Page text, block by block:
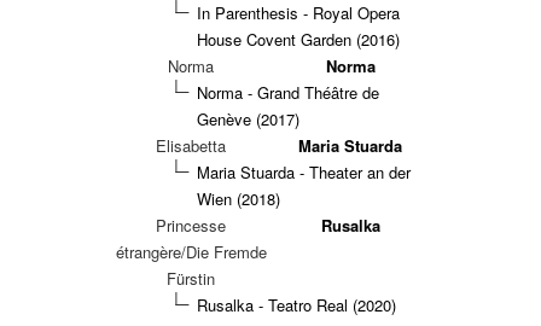
In Parenthesis - Royal Opera
House Covent Garden (2016)
Norma
Norma
Norma - Grand Théâtre de
Genève (2017)
Elisabetta
Maria Stuarda
Maria Stuarda - Theater an der
Wien (2018)
Princesse
étrangère/Die Fremde
Fürstin
Rusalka
Rusalka - Teatro Real (2020)